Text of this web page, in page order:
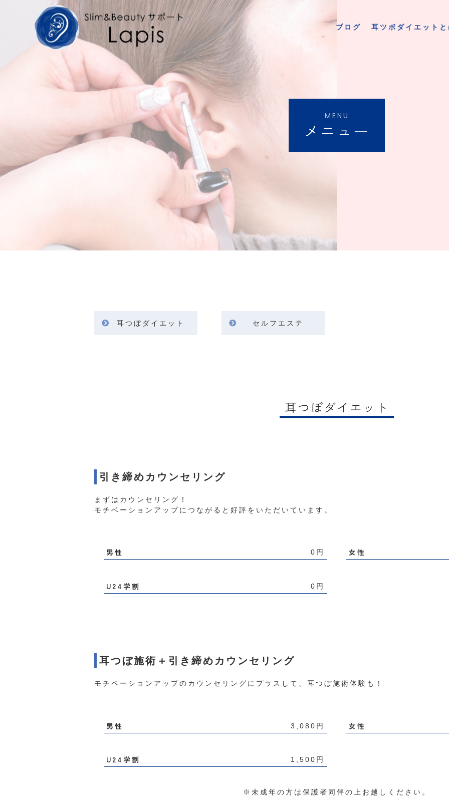
ブログ 耳ツボダイエット
MENU
メニュー
耳つぼダイエット セルフエステ
耳つぼダイエット
引き締めカウンセリング
まずはカウンセリング！
モチベーションアップにつながると好評をいただいています。
男性 0円 女性
U24学割 0円
耳つぼ施術＋引き締めカウンセリング
モチベーションアップのカウンセリングにプラスして、耳つぼ施術体験も！
男性 3,080円 女性
U24学割 1,500円
※未成年の方は保護者同伴の上お越しください。